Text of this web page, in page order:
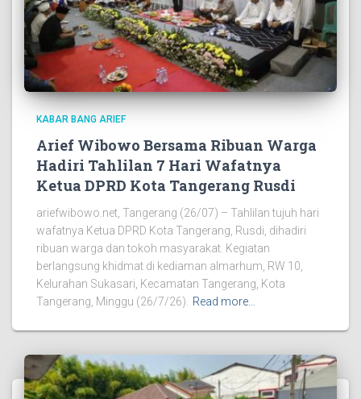
KABAR BANG ARIEF
Arief Wibowo Bersama Ribuan Warga
Hadiri Tahlilan 7 Hari Wafatnya
Ketua DPRD Kota Tangerang Rusdi
ariefwibowo.net, Tangerang (26/07) – Tahlilan tujuh hari
wafatnya Ketua DPRD Kota Tangerang, Rusdi, dihadiri
ribuan warga dan tokoh masyarakat. Kegiatan
berlangsung khidmat di kediaman almarhum, RW 10,
Kelurahan Sukasari, Kecamatan Tangerang, Kota
Tangerang, Minggu (26/7/26). Read more…